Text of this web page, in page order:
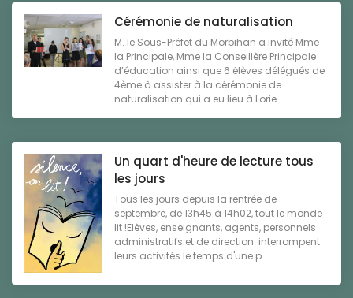
Cérémonie de naturalisation
M. le Sous-Préfet du Morbihan a invité Mme
la Principale, Mme la Conseillère Principale
d’éducation ainsi que 6 élèves délégués de
4ème à assister à la cérémonie de
naturalisation qui a eu lieu à Lorie ...
Un quart d'heure de lecture tous
les jours
Tous les jours depuis la rentrée de
septembre, de 13h45 à 14h02, tout le monde
lit !Elèves, enseignants, agents, personnels
administratifs et de direction interrompent
leurs activités le temps d'une p ...